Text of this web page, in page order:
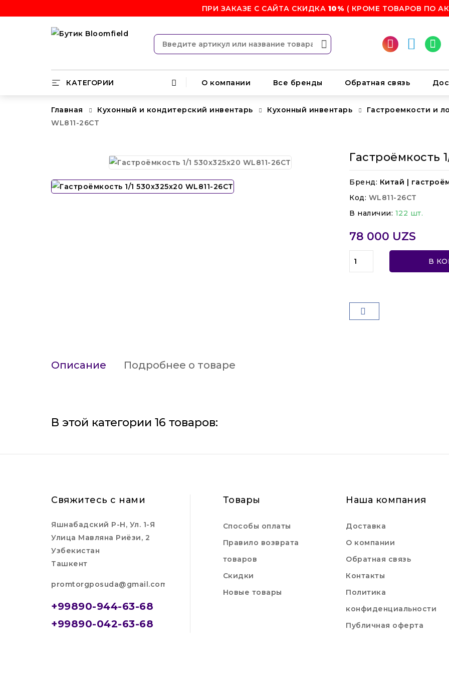
ПРИ ЗАКАЗЕ С САЙТА СКИДКА 10% ( КРОМЕ ТОВАРОВ ПО
КАТЕГОРИИ О компании Все бренды Обратная связь
Главная Кухонный и кондитерский инвентарь Кухонный инвентарь Гастроемкости и
WL811-26CT
Гастроёмкость
Бренд: Китай |
Код: WL811-26CT
В наличии: 122 шт.
78 000 UZS
В
Описание Подробнее о товаре
В этой категории 16 товаров:
Свяжитесь с нами
Яшнабадский Р-Н, Ул. 1-Я
Улица Мавляна Риёзи, 2
Узбекистан
Ташкент
promtorgposuda@gmail.com
+99890-944-63-68
+99890-042-63-68
Товары
Способы оплаты
Правило возврата
товаров
Скидки
Новые товары
Наша компания
Доставка
О компании
Обратная связь
Контакты
Политика
конфиденциальности
Публичная оферта